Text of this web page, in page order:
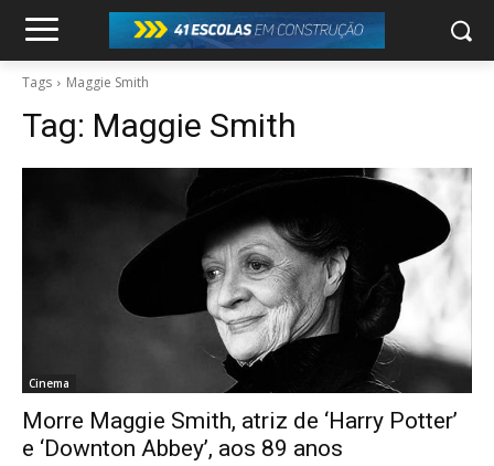
Tags Maggie Smith
Tag: Maggie Smith
Cinema
Morre Maggie Smith, atriz de ‘Harry Potter’
e ‘Downton Abbey’, aos 89 anos